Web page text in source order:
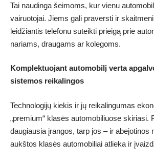
Tai naudinga šeimoms, kur vienu
vairuotojai. Jiems gali praversti ir
leidžiantis telefonu suteikti prieigą prie
nariams, draugams ar kolegoms.
Komplektuojant automobilį verta
sistemos reikalingos
Technologijų kiekis ir jų reikalingumas
„premium“ klasės automobiliuose skiriasi.
daugiausia įrangos, tarp jos – ir abejotinos
aukštos klasės automobiliai atlieka ir